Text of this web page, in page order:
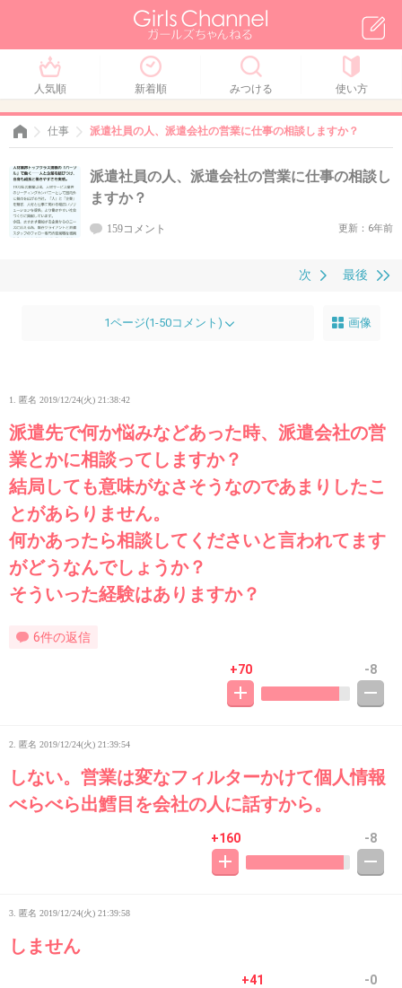
人気順 新着順 みつける 使い方
仕事 派遣社員の人、派遣会社の営業に仕事の相談しますか？
派遣社員の人、派遣会社の営業に仕事の相談し
ますか？
159コメント 更新：6年前
最後
次
1ページ(1-50コメント) 画像
1. 匿名 2019/12/24(火) 21:38:42
派遣先で何か悩みなどあった時、派遣会社の営
業とかに相談ってしますか？
結局しても意味がなさそうなのであまりしたこ
とがあらりません。
何かあったら相談してくださいと言われてます
がどうなんでしょうか？
そういった経験はありますか？
6件の返信
+70 -8
2. 匿名 2019/12/24(火) 21:39:54
しない。営業は変なフィルターかけて個人情報
べらべら出鱈目を会社の人に話すから。
+160 -8
3. 匿名 2019/12/24(火) 21:39:58
しません
+41 -0